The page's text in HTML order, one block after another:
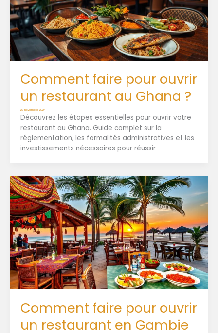
Comment faire pour ouvrir
un restaurant au Ghana ?
27 novembre 2024
Découvrez les étapes essentielles pour ouvrir votre
restaurant au Ghana. Guide complet sur la
réglementation, les formalités administratives et les
investissements nécessaires pour réussir
Comment faire pour ouvrir
un restaurant en Gambie